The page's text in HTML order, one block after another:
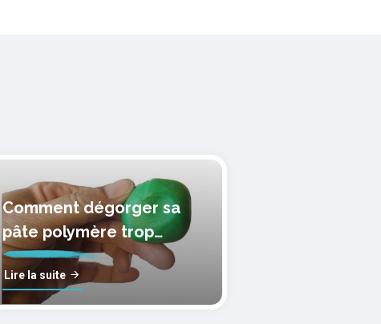
Comment dégorger sa
pâte polymère trop
molle?
Lire la suite